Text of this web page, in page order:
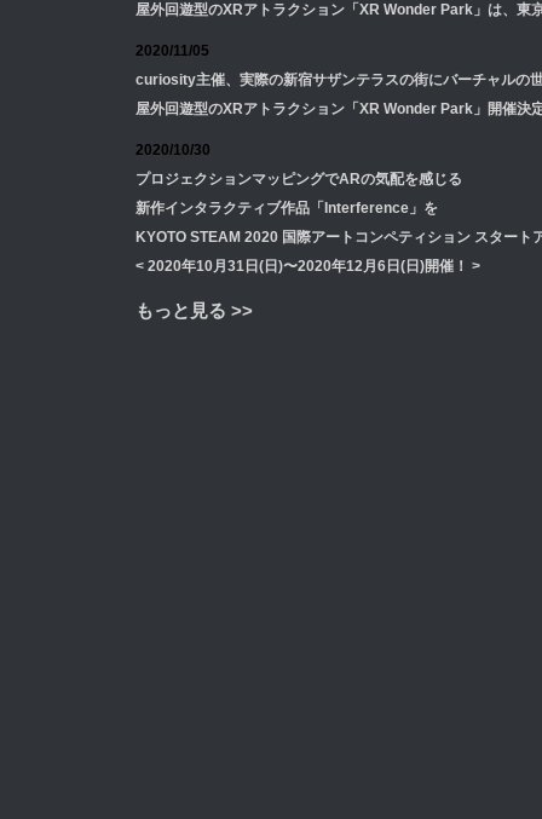
屋外回遊型のXRアトラクション「XR Wonder Park」は、東
2020/11/05
curiosity主催、実際の新宿サザンテラスの街にバーチャルの
屋外回遊型のXRアトラクション「XR Wonder Park」開催決
2020/10/30
プロジェクションマッピングでARの気配を感じる
新作インタラクティブ作品「Interference」を
KYOTO STEAM 2020 国際アートコンペティション スタート
< 2020年10月31日(日)〜2020年12月6日(日)開催！ >
もっと見る >>